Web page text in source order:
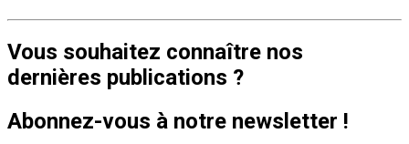
Vous souhaitez connaître nos
dernières publications ?
Abonnez-vous à notre newsletter !